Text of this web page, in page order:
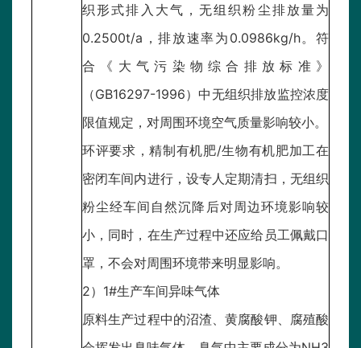
织形式排入大气，无组织粉尘排放量为
0.2500t/a，排放速率为0.0986kg/h。符
合《大气污染物综合排放标准》
（GB16297-1996）中无组织排放监控浓度
限值规定，对周围环境空气质量影响较小。
环评要求，精制有机肥/生物有机肥加工在
密闭车间内进行，设专人定期清扫，无组织
粉尘经车间自然沉降后对周边环境影响较
小，同时，在生产过程中还应给员工佩戴口
罩，不会对周围环境带来明显影响。
2）1#生产车间异味气体
原料生产过程中的沼渣、黄腐酸钾、腐殖酸